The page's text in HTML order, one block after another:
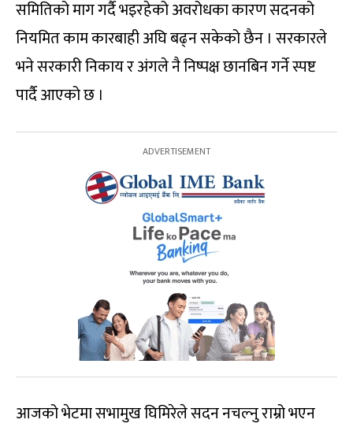
समितिको माग गर्दै भइरहेको अवरोधका कारण सदनको
नियमित काम कारबाही अघि बढ्न सकेको छैन । सरकारले
भने सरकारी निकाय र अंगले नै निष्पक्ष छानबिन गर्ने स्पष्ट
पार्दै आएको छ ।
आजको भेटमा सभामुख घिमिरेले सदन नचल्नु राम्रो भएन